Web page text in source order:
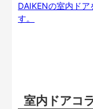
DAIKENの室内ド
す。
室内ドアコ